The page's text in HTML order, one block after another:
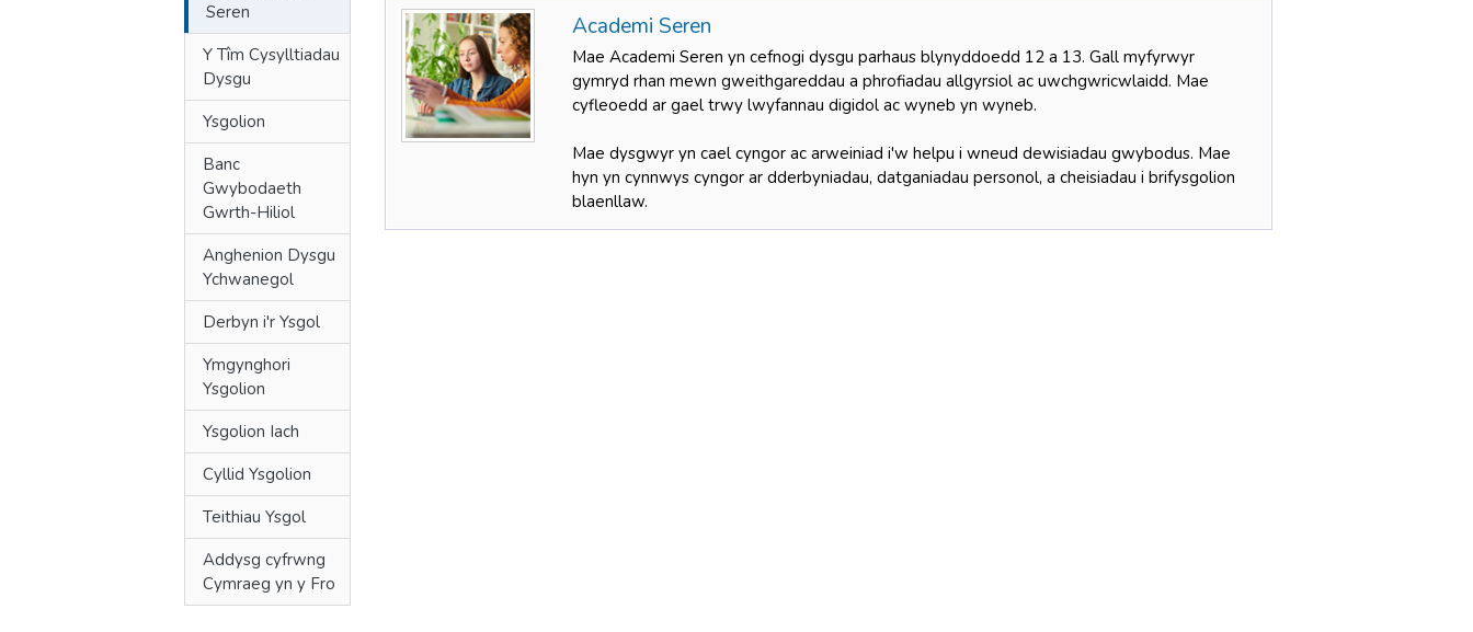
Seren
Y Tîm Cysylltiadau
Dysgu
Ysgolion
Banc
Gwybodaeth
Gwrth-Hiliol
Anghenion Dysgu
Ychwanegol
Derbyn i'r Ysgol
Ymgynghori
Ysgolion
Ysgolion Iach
Cyllid Ysgolion
Teithiau Ysgol
Addysg cyfrwng
Cymraeg yn y Fro
Academi Seren
Mae Academi Seren yn cefnogi dysgu parhaus blynyddoedd 12 a 13. Gall myfyrwyr
gymryd rhan mewn gweithgareddau a phrofiadau allgyrsiol ac uwchgwricwlaidd. Mae
cyfleoedd ar gael trwy lwyfannau digidol ac wyneb yn wyneb.
Mae dysgwyr yn cael cyngor ac arweiniad i'w helpu i wneud dewisiadau gwybodus. Mae
hyn yn cynnwys cyngor ar dderbyniadau, datganiadau personol, a cheisiadau i brifysgolion
blaenllaw.